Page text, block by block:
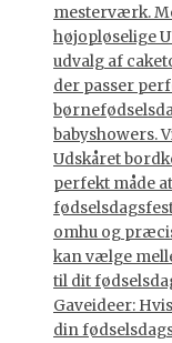
mesterværk.
højopløselige
udvalg af
der passer
babyshowers.
Udskåret
perfekt måde
omhu og
kan vælge
til dit
Gaveideer:
din